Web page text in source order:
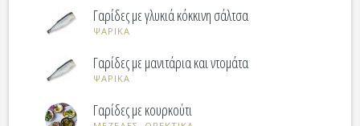
Γαρίδες με γλυκιά κόκκινη σάλτσα
ΨΑΡΙΚΑ
Γαρίδες με μανιτάρια και ντομάτα
ΨΑΡΙΚΑ
Γαρίδες με κουρκούτι